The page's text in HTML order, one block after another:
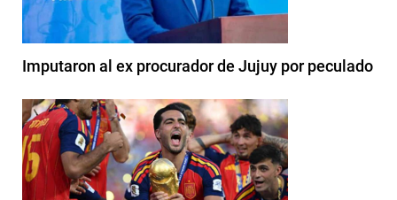
Imputaron al ex procurador de Jujuy por peculado